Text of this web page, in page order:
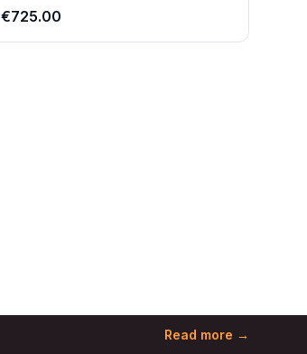
€725.00
Read more →